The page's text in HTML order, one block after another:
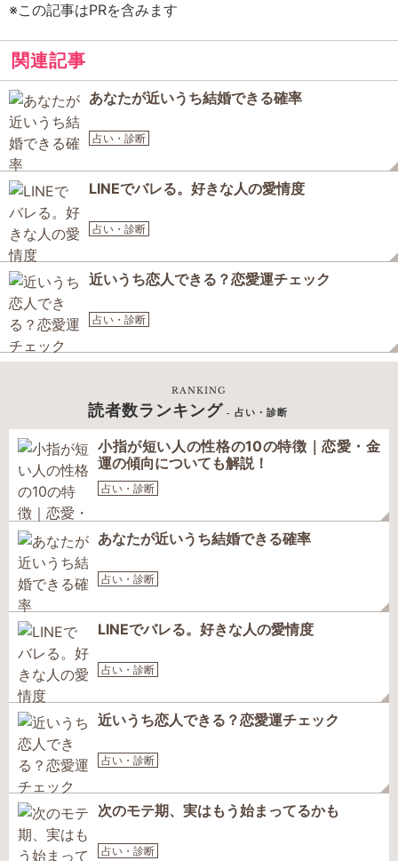
※この記事はPRを含みます
関連記事
あなたが近いうち結婚できる確率
占い・診断
LINEでバレる。好きな人の愛情度
占い・診断
近いうち恋人できる？恋愛運チェック
占い・診断
RANKING
読者数ランキング - 占い・診断
小指が短い人の性格の10の特徴｜恋愛・金
運の傾向についても解説！
占い・診断
あなたが近いうち結婚できる確率
占い・診断
LINEでバレる。好きな人の愛情度
占い・診断
近いうち恋人できる？恋愛運チェック
占い・診断
次のモテ期、実はもう始まってるかも
占い・診断